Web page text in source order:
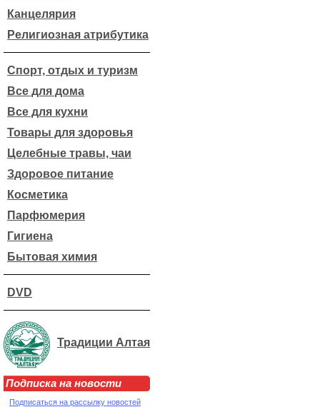
Канцелярия
Религиозная атрибутика
Спорт, отдых и туризм
Все для дома
Все для кухни
Товары для здоровья
Целебные травы, чаи
Здоровое питание
Косметика
Парфюмерия
Гигиена
Бытовая химия
DVD
Традиции Алтая
Подписка на новости
Подписаться на рассылку новостей